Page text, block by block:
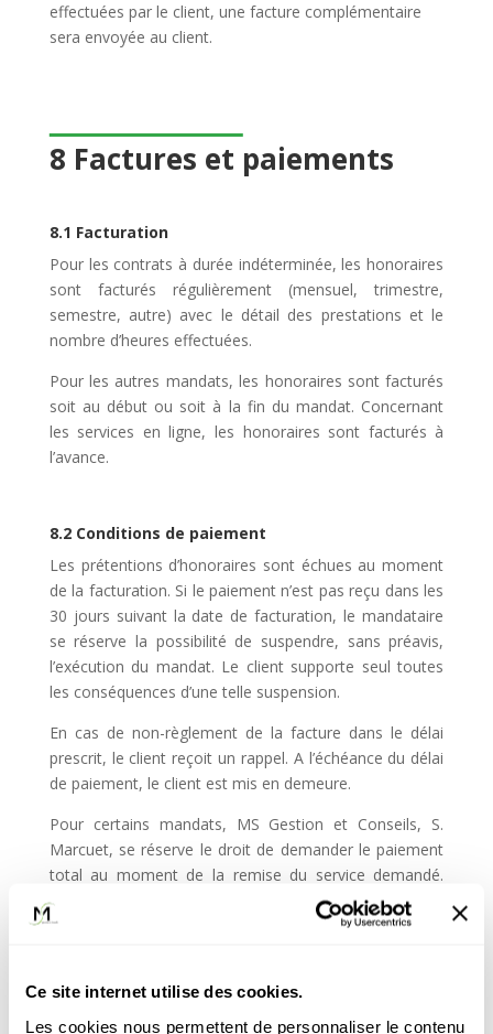
Ce site internet utilise des cookies.
Les cookies nous permettent de personnaliser le contenu
effectuées par le client, une facture complémentaire
sera envoyée au client.
8 Factures et paiements
8.1 Facturation
Pour les contrats à durée indéterminée, les honoraires
sont facturés régulièrement (mensuel, trimestre,
semestre, autre) avec le détail des prestations et le
nombre d’heures effectuées.
Pour les autres mandats, les honoraires sont facturés
soit au début ou soit à la fin du mandat. Concernant
les services en ligne, les honoraires sont facturés à
l’avance.
8.2 Conditions de paiement
Les prétentions d’honoraires sont échues au moment
de la facturation. Si le paiement n’est pas reçu dans les
30 jours suivant la date de facturation, le mandataire
se réserve la possibilité de suspendre, sans préavis,
l’exécution du mandat. Le client supporte seul toutes
les conséquences d’une telle suspension.
En cas de non-règlement de la facture dans le délai
prescrit, le client reçoit un rappel. A l’échéance du délai
de paiement, le client est mis en demeure.
Pour certains mandats, MS Gestion et Conseils, S.
Marcuet, se réserve le droit de demander le paiement
total au moment de la remise du service demandé.
Pour les services en ligne, les paiements se font en
avance. Tant que le paiement n’a pas été reçu, le
8.3 Acompte